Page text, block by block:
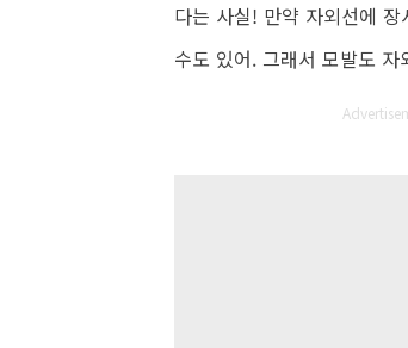
다는 사실! 만약 자외선에
수도 있어. 그래서 모발도